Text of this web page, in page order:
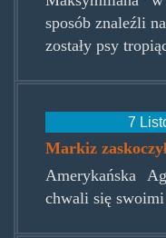
sposób znaleźli
zostały psy
7
Markiz
Amerykańska
chwali się